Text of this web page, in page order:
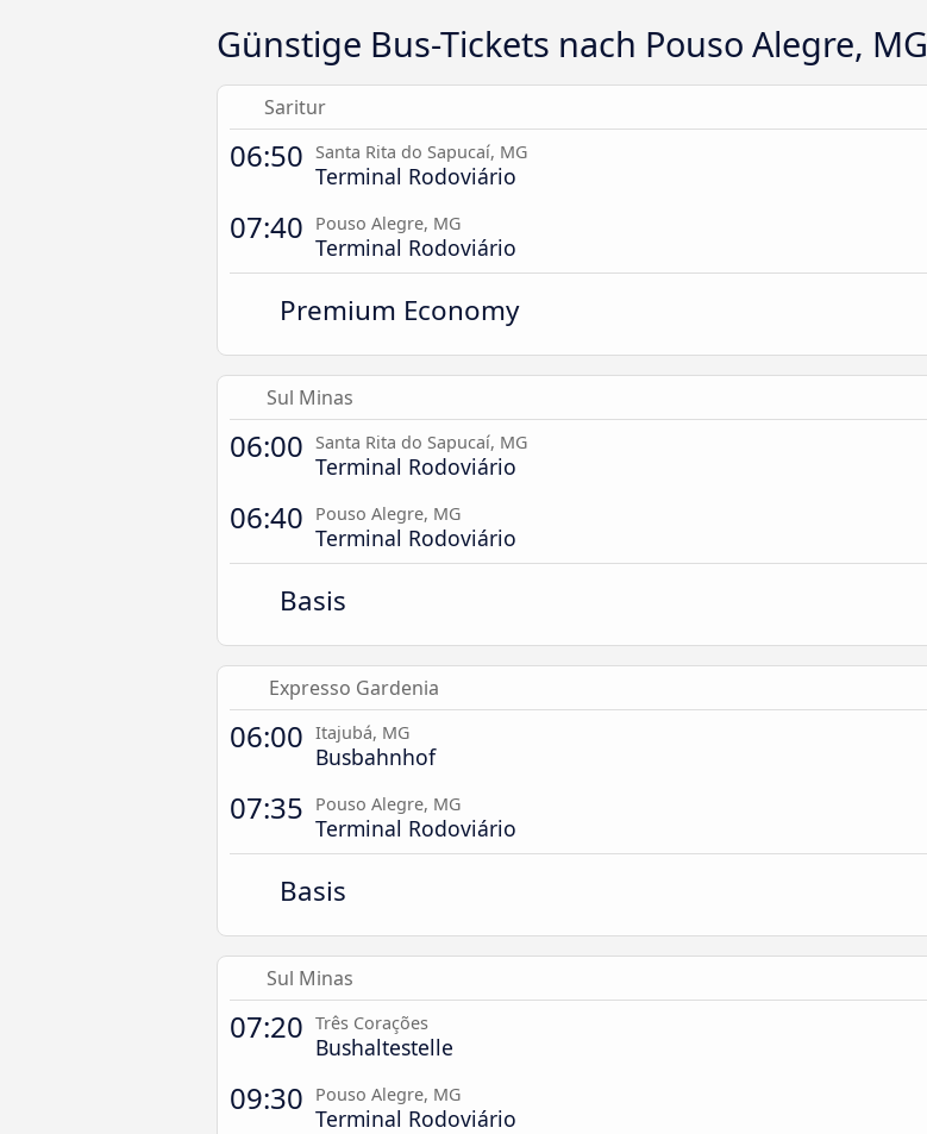
Günstige Bus-Tickets nach Pouso Alegre, MG
Saritur
06:50 Santa Rita do Sapucaí, MG
Terminal Rodoviário
07:40 Pouso Alegre, MG
Terminal Rodoviário
Premium Economy
Sul Minas
06:00 Santa Rita do Sapucaí, MG
Terminal Rodoviário
06:40 Pouso Alegre, MG
Terminal Rodoviário
Basis
Expresso Gardenia
06:00 Itajubá, MG
Busbahnhof
07:35 Pouso Alegre, MG
Terminal Rodoviário
Basis
Sul Minas
07:20 Três Corações
Bushaltestelle
09:30 Pouso Alegre, MG
Terminal Rodoviário